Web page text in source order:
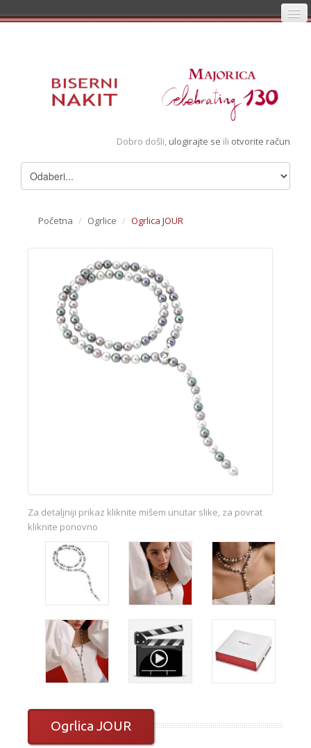
Registracija
Pregledani artikli
Dobro došli, ulogirajte se ili otvorite račun
Početna / Ogrlice / Ogrlica JOUR
Za detaljniji prikaz kliknite mišem unutar slike, za povrat
kliknite ponovno
Ogrlica JOUR